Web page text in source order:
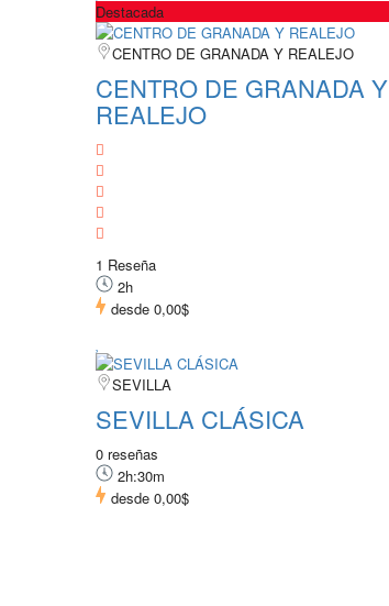
Destacada
CENTRO DE GRANADA Y REALEJO
CENTRO DE GRANADA Y
REALEJO
1 Reseña
2h
desde 0,00$
SEVILLA
SEVILLA CLÁSICA
0 reseñas
2h:30m
desde 0,00$